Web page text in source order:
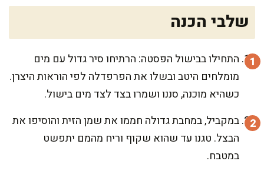
שלבי הכנה
התחילו בבישול הפסטה: הרתיחו סיר גדול עם מים
מומלחים היטב ובשלו את הפרפדלה לפי הוראות היצרן.
כשהיא מוכנה, סננו ושמרו בצד לצד מים בישול.
במקביל, במחבת גדולה חממו את שמן הזית והוסיפו את
הבצל. טגנו עד שהוא שקוף וריח מהמם יתפשט
במטבח.